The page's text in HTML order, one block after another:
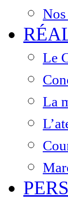
Le
La